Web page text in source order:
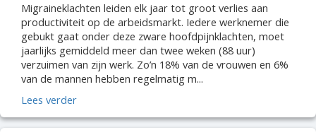
Migraineklachten leiden elk jaar tot groot verlies aan
productiviteit op de arbeidsmarkt. Iedere werknemer die
gebukt gaat onder deze zware hoofdpijnklachten, moet
jaarlijks gemiddeld meer dan twee weken (88 uur)
verzuimen van zijn werk. Zo’n 18% van de vrouwen en 6%
van de mannen hebben regelmatig m...
Lees verder